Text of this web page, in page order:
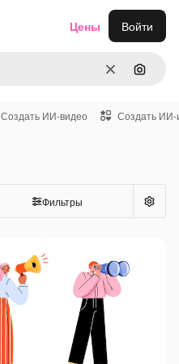
ОчиститьПоиск
Цены Войти
Создать ИИ-видео Создать ИИ-
Фильтры